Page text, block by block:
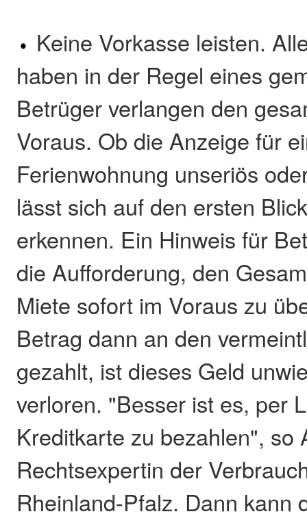
Keine Vorkasse leisten.
haben in der Regel eines
Betrüger verlangen den
Voraus. Ob die Anzeige für
Ferienwohnung unseriös
lässt sich auf den ersten
erkennen. Ein Hinweis für
die Aufforderung, den
Miete sofort im Voraus zu
Betrag dann an den
gezahlt, ist dieses Geld
verloren. "Besser ist es, per
Kreditkarte zu bezahlen", so
Rechtsexpertin der
Rheinland-Pfalz. Dann kann